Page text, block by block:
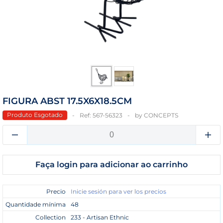
FIGURA ABST 17.5X6X18.5CM
Produto Esgotado Ref: 567-56323 by CONCEPTS
Faça login para adicionar ao carrinho
Precio
Inicie sesión para ver los precios
Quantidade mínima
48
Collection
233 - Artisan Ethnic